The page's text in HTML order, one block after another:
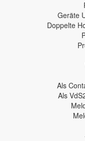
Geräte
Doppelte
Als
Als